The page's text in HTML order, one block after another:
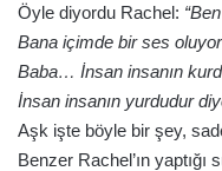
Öyle diyordu Rachel:
Bana içimde bir ses
Baba… İnsan insanın
İnsan insanın yurdudur
Aşk işte böyle bir şey,
Benzer Rachel’ın yaptığı